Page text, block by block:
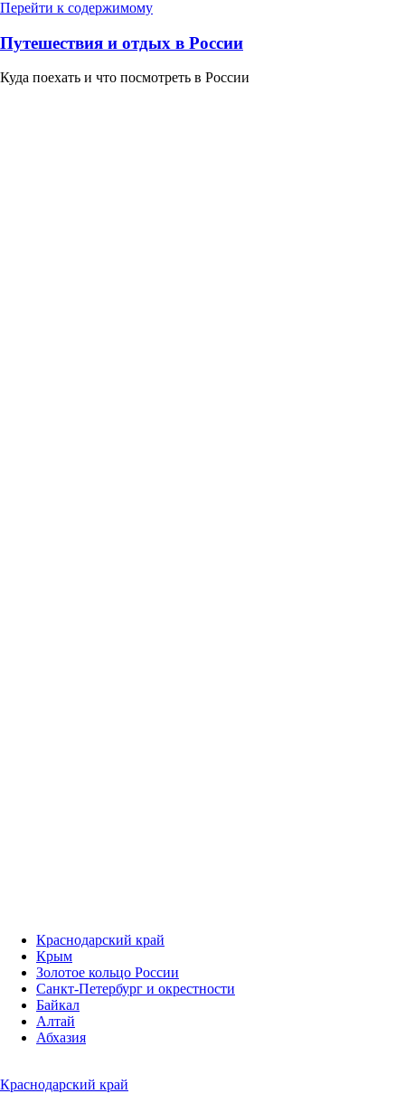
Перейти к содержимому
Путешествия и отдых в России
Куда поехать и что посмотреть в России
Краснодарский край
Крым
Золотое кольцо России
Санкт-Петербург и окрестности
Байкал
Алтай
Абхазия
Краснодарский край